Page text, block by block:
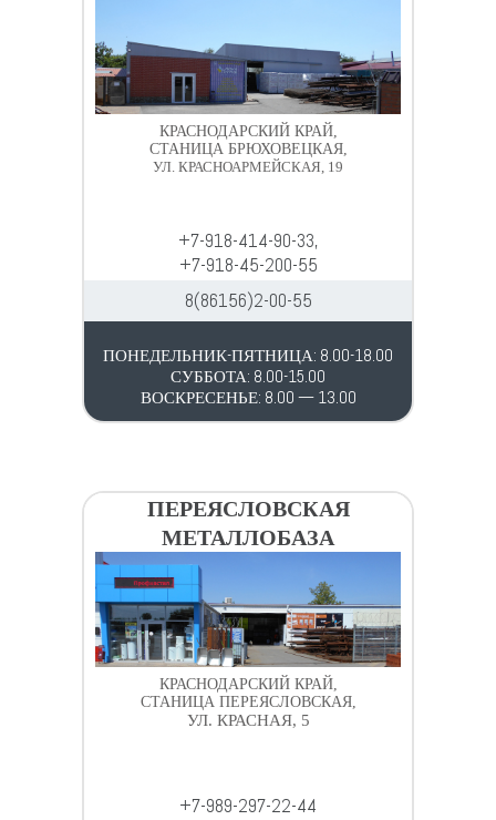
КРАСНОДАРСКИЙ КРАЙ,
СТАНИЦА БРЮХОВЕЦКАЯ,
УЛ. КРАСНОАРМЕЙСКАЯ, 19
+7-918-414-90-33,
+7-918-45-200-55
8(86156)2-00-55
ПОНЕДЕЛЬНИК-ПЯТНИЦА: 8.00-18.00
СУББОТА: 8.00-15.00
ВОСКРЕСЕНЬЕ: 8.00 — 13.00
ПЕРЕЯСЛОВСКАЯ
МЕТАЛЛОБАЗА
КРАСНОДАРСКИЙ КРАЙ,
СТАНИЦА ПЕРЕЯСЛОВСКАЯ,
УЛ. КРАСНАЯ, 5
+7-989-297-22-44